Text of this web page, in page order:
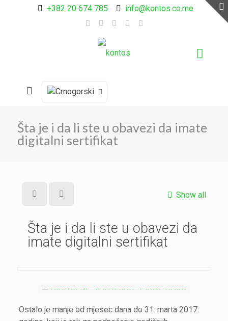
+382 20 674 785 info@kontos.co.me
Šta je i da li ste u obavezi da imate
digitalni sertifikat
Show all
Šta je i da li ste u obavezi da
imate digitalni sertifikat
Ostalo je manje od mjesec dana do 31. marta 2017.